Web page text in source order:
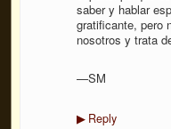
saber y hablar
gratificante, pero
nosotros y trata
—SM
▶Reply